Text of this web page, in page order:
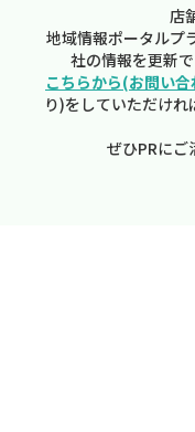
店
地域情報ポータルプ
社の情報を更新
こちらから(お問い合
り)をしていただけ
ぜひPRにご